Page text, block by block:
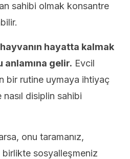
sahibi olmak konsantre
hayvanın hayatta kalmak
anlamına gelir. Evcil
bir rutine uymaya ihtiyaç
nasıl disiplin sahibi
onu taramanız,
sosyalleşmeniz